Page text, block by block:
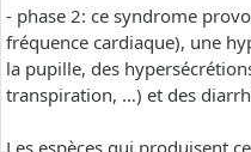
- phase 2: ce syndrome
fréquence cardiaque), une
la pupille, des
transpiration, …) et des